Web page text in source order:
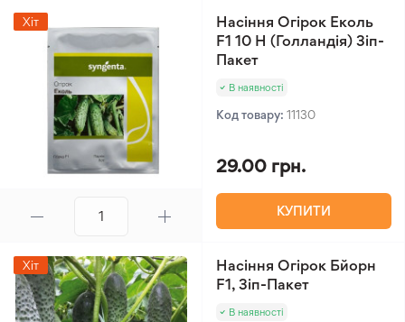
Хіт
Насіння Огірок Еколь
F1 10 Н (Голландія) Зіп-
Пакет
В наявності
Код товару: 11130
29.00 грн.
КУПИТИ
Хіт
Насіння Огірок Бйорн
F1, Зіп-Пакет
В наявності